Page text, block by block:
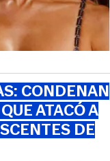
CONDENAN
ATACÓ A
DE